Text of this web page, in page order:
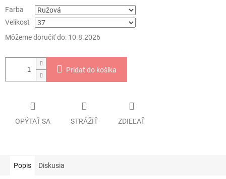
Farba
Velikost
Môžeme doručiť do: 10.8.2026
Pridať do košíka
OPÝTAŤ SA STRÁŽIŤ ZDIEĽAŤ
Popis Diskusia